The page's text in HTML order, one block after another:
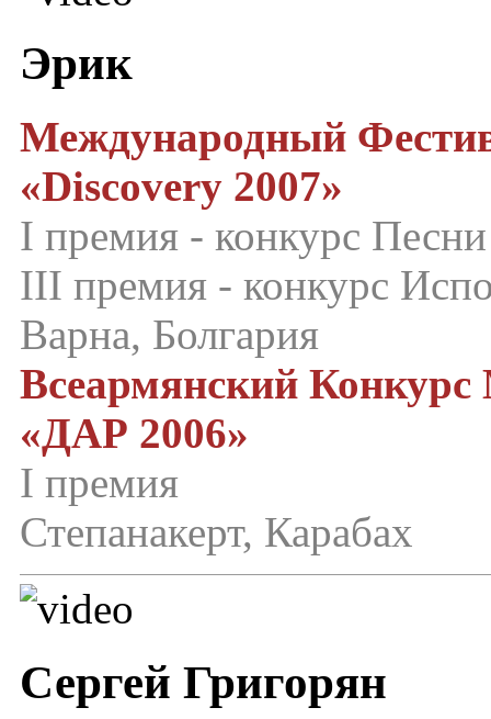
Эрик
Международный
«Discovery 2007»
I премия - конкурс
III премия - конкурс
Варна, Болгария
Всеармянский
«ДАР 2006»
I премия
Степанакерт, Карабах
Сергей Григорян